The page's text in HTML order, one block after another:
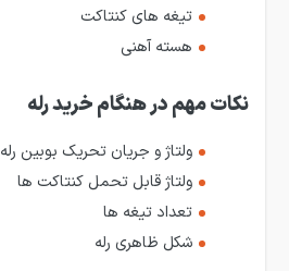
تیغه های کنتاکت
هسته آهنی
نکات مهم در هنگام خرید رله
ولتاژ و جریان تحریک بوبین رله
ولتاژ قابل تحمل کنتاکت ها
تعداد تیغه ها
شکل ظاهری رله